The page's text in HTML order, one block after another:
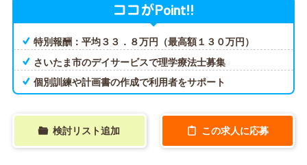
ココがPoint!!
特別報酬：平均３３．８万円（最高額１３０万円）
さいたま市のデイサービスで理学療法士募集
個別訓練や計画書の作成で利用者をサポート
検討リスト追加 この求人に応募